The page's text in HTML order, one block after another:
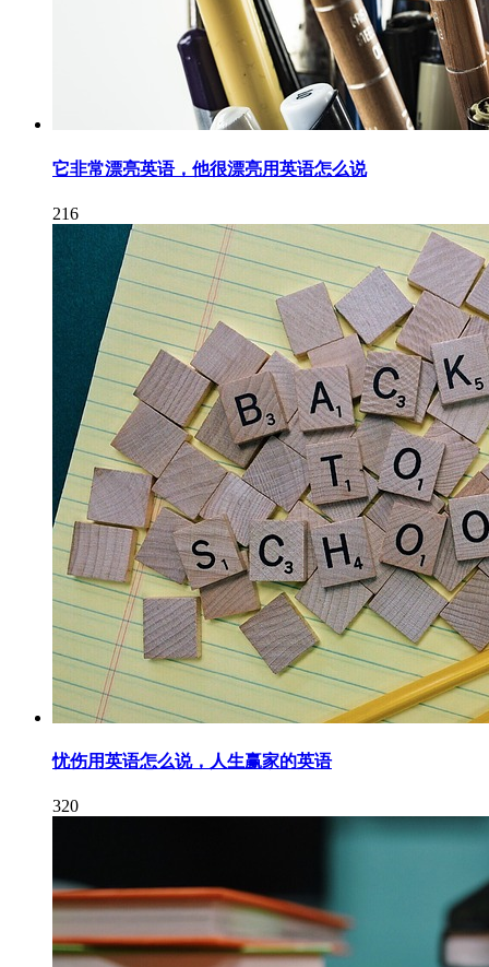
它非常漂亮英语，他很漂亮用英语怎么说
216
忧伤用英语怎么说，人生赢家的英语
320